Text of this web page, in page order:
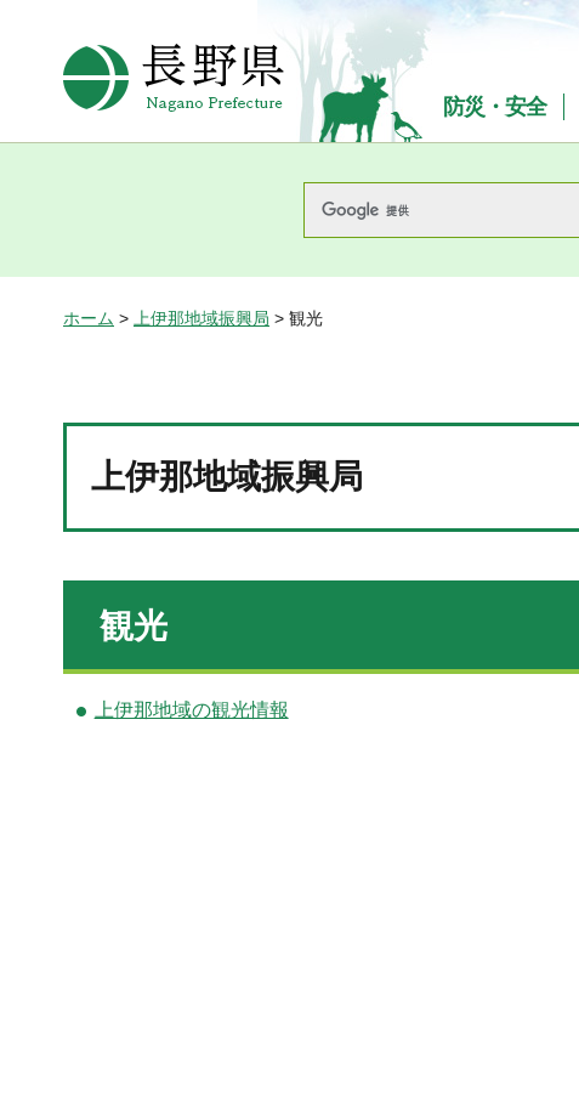
長野県Nagano Prefecture
防災・安全
ホーム > 上伊那地域振興局 > 観光
上伊那地域振興局
観光
上伊那地域の観光情報